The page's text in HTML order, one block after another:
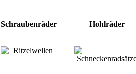
Schraubenräder Hohlräder